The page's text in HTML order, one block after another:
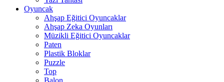
Oyuncak
Ahşap Eğitici Oyuncaklar
Ahşap Zeka Oyunları
Müzikli Eğitici Oyuncaklar
Paten
Plastik Bloklar
Puzzle
Top
Balon